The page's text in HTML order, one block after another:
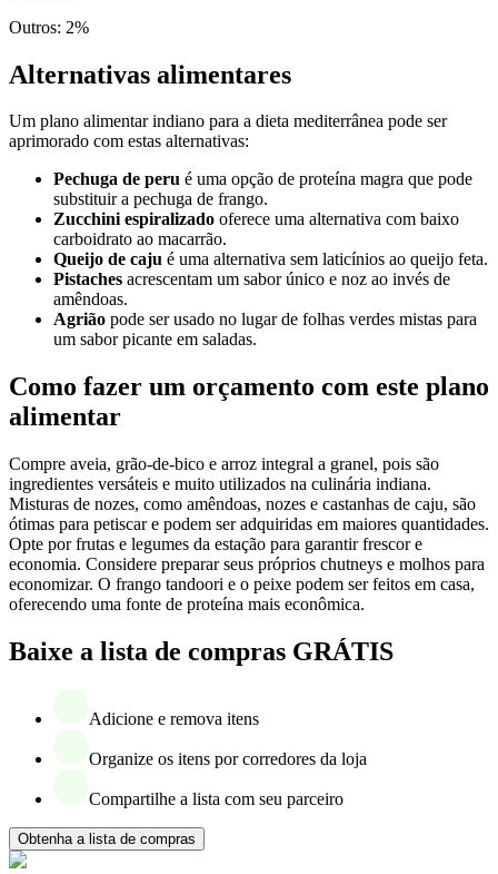
Outros: 2%
Alternativas alimentares
Um plano alimentar indiano para a dieta mediterrânea pode ser
aprimorado com estas alternativas:
Pechuga de peru é uma opção de proteína magra que pode
substituir a pechuga de frango.
Zucchini espiralizado oferece uma alternativa com baixo
carboidrato ao macarrão.
Queijo de caju é uma alternativa sem laticínios ao queijo feta.
Pistaches acrescentam um sabor único e noz ao invés de
amêndoas.
Agrião pode ser usado no lugar de folhas verdes mistas para
um sabor picante em saladas.
Como fazer um orçamento com este plano
alimentar
Compre aveia, grão-de-bico e arroz integral a granel, pois são
ingredientes versáteis e muito utilizados na culinária indiana.
Misturas de nozes, como amêndoas, nozes e castanhas de caju, são
ótimas para petiscar e podem ser adquiridas em maiores quantidades.
Opte por frutas e legumes da estação para garantir frescor e
economia. Considere preparar seus próprios chutneys e molhos para
economizar. O frango tandoori e o peixe podem ser feitos em casa,
oferecendo uma fonte de proteína mais econômica.
Baixe a lista de compras GRÁTIS
Adicione e remova itens
Organize os itens por corredores da loja
Compartilhe a lista com seu parceiro
Obtenha a lista de compras